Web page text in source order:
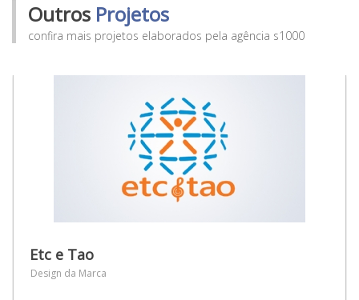
Outros Projetos
confira mais projetos elaborados pela agência s1000
Etc e Tao
Design da Marca